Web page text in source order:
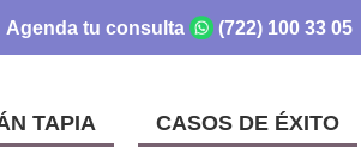
Agenda tu consulta (722) 100 33 05
TAPIA CASOS DE ÉXITO